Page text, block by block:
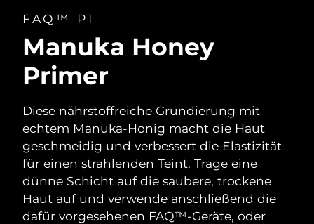
FAQ™ P1
Manuka Honey
Primer
Diese nährstoffreiche Grundierung mit
echtem Manuka-Honig macht die Haut
geschmeidig und verbessert die Elastizität
für einen strahlenden Teint. Trage eine
dünne Schicht auf die saubere, trockene
Haut auf und verwende anschließend die
dafür vorgesehenen FAQ™-Geräte, oder